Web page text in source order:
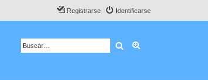
Identificarse
Registrarse
Buscar